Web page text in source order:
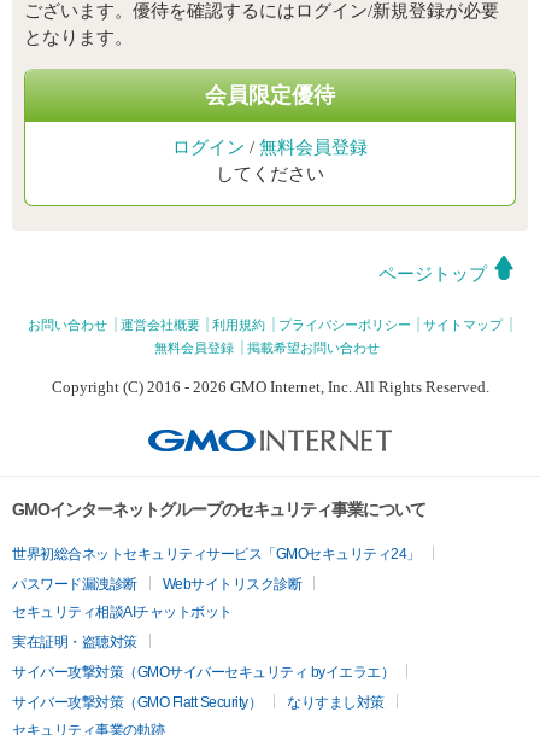
ございます。優待を確認するにはログイン/新規登録が必要
となります。
会員限定優待
ログイン / 無料会員登録
してください
ページトップ
お問い合わせ 運営会社概要 利用規約 プライバシーポリシー
サイトマップ
無料会員登録
掲載希望お問い合わせ
Copyright (C) 2016 - 2026 GMO Internet, Inc. All Rights Reserved.
GMOインターネットグループのセキュリティ事業について
世界初総合ネットセキュリティサービス「GMOセキュリティ24」
パスワード漏洩診断
Webサイトリスク診断
セキュリティ相談AIチャットボット
実在証明・盗聴対策
サイバー攻撃対策（GMOサイバーセキュリティ byイエラエ）
サイバー攻撃対策（GMO Flatt Security）
なりすまし対策
セキュリティ事業の軌跡